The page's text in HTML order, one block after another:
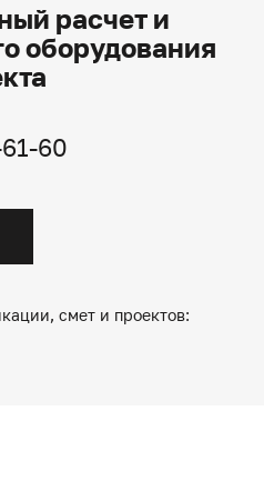
расчет и
оборудования
60
смет и проектов: